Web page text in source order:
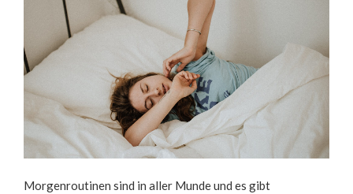
Morgenroutinen sind in aller Munde und es gibt